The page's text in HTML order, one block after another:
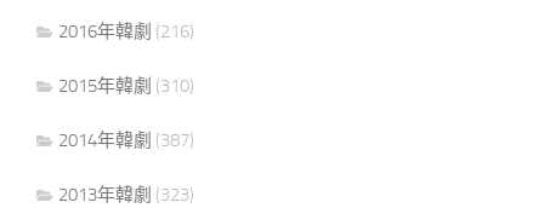
2016年韓劇 (216)
2015年韓劇 (310)
2014年韓劇 (387)
2013年韓劇 (323)